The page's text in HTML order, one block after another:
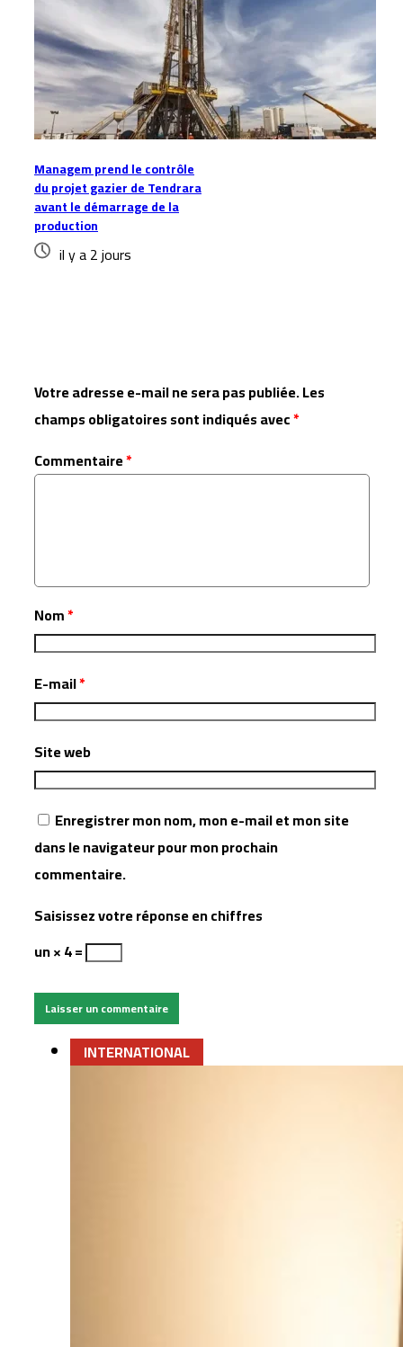
Managem prend le contrôle
du projet gazier de Tendrara
avant le démarrage de la
production
il y a 2 jours
Votre adresse e-mail ne sera pas publiée.Les
champs obligatoires sont indiqués avec*
Commentaire*
Nom*
E-mail*
Site web
Enregistrer mon nom, mon e-mail et mon site
dans le navigateur pour mon prochain
commentaire.
Saisissez votre réponse en chiffres
un × 4 =
INTERNATIONAL